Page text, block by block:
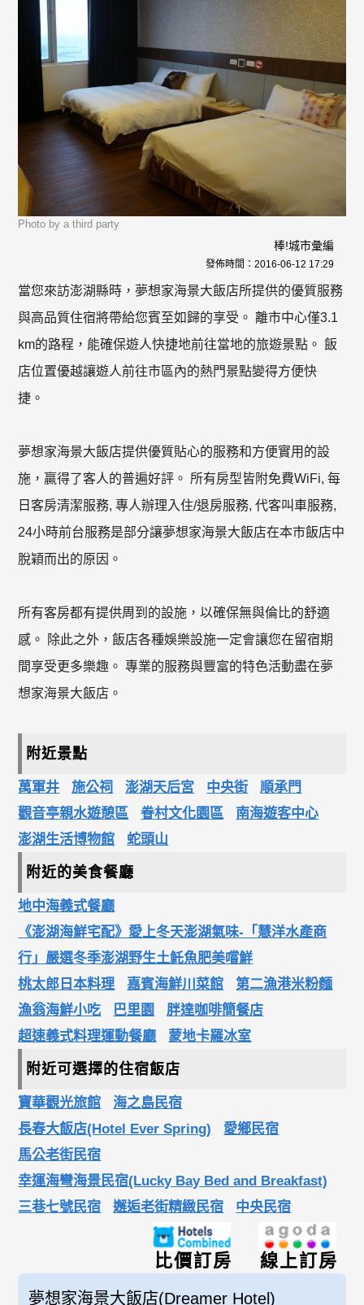
Photo by a third party
棒!城市彙編
發佈時間： 2016-06-12 17:29
當您來訪澎湖縣時，夢想家海景大飯店所提供的優質服務
與高品質住宿將帶給您賓至如歸的享受。 離市中心僅3.1
km的路程，能確保遊人快捷地前往當地的旅遊景點。 飯
店位置優越讓遊人前往市區內的熱門景點變得方便快
捷。
夢想家海景大飯店提供優質貼心的服務和方便實用的設
施，贏得了客人的普遍好評。 所有房型皆附免費WiFi, 每
日客房清潔服務, 專人辦理入住/退房服務, 代客叫車服務,
24小時前台服務是部分讓夢想家海景大飯店在本市飯店中
脫穎而出的原因。
所有客房都有提供周到的設施，以確保無與倫比的舒適
感。 除此之外，飯店各種娛樂設施一定會讓您在留宿期
間享受更多樂趣。 專業的服務與豐富的特色活動盡在夢
想家海景大飯店。
附近景點
萬軍井 施公祠 澎湖天后宮 中央街
順承門
觀音亭親水遊憩區
眷村文化園區
南海遊客中心
澎湖生活博物館
蛇頭山
附近的美食餐廳
地中海義式餐廳
《澎湖海鮮宅配》愛上冬天澎湖氣味-「慧洋水產商
行」嚴選冬季澎湖野生土魠魚肥美嚐鮮
桃太郎日本料理
嘉賓海鮮川菜館
第二漁港米粉麵
漁翁海鮮小吃
巴里園
胖達咖啡簡餐店
超速義式料理運動餐廳
蒙地卡羅冰室
附近可選擇的住宿飯店
寶華觀光旅館
海之島民宿
長春大飯店(Hotel Ever Spring)
愛鄉民宿
馬公老街民宿
幸運海彎海景民宿(Lucky Bay Bed and Breakfast)
三巷七號民宿
邂逅老街精緻民宿 中央民宿
線上訂房
比價訂房
夢想家海景大飯店(Dreamer Hotel)